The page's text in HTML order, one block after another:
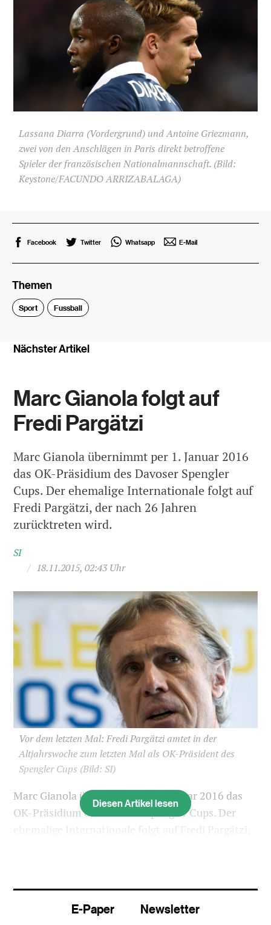
Lassana Diarra (Vordergrund) und Antoine Griezmann,
zwei von den Anschlägen in Paris direkt betroffene
Spieler der französischen Nationalmannschaft. (Bild:
Keystone/FACUNDO ARRIZABALAGA)
Facebook Twitter Whatsapp E-Mail
Themen
Sport Fussball
Nächster Artikel
Marc Gianola folgt auf
Fredi Pargätzi
Marc Gianola übernimmt per 1. Januar 2016
das OK-Präsidium des Davoser Spengler
Cups. Der ehemalige Internationale folgt auf
Fredi Pargätzi, der nach 26 Jahren
zurücktreten wird.
SI
/ 18.11.2015, 02:43 Uhr
Vor dem letzten Mal: Fredi Pargätzi amtet in der
Altjahrswoche zum letzten Mal als OK-Präsident des
Spengler Cups (Bild: SI)
Marc Gianola übernimmt per 1. Januar 2016 das
OK-Präsidium des Davoser Spengler Cups. Der
ehemalige Internationale folgt auf Fredi Pargätzi,
Pargätzi zum letzten Mal sein Turnier, an welchem
vom 26. bis 31. Dezember neben dem HC Davos,
Diesen Artikel lesen
E-Paper Newsletter